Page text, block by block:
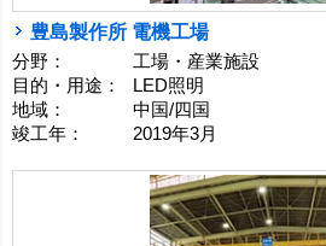
豊島製作所 電機工場
分野：
工場・産業施設
目的・用途：
LED照明
地域：
中国/四国
竣工年：
2019年3月